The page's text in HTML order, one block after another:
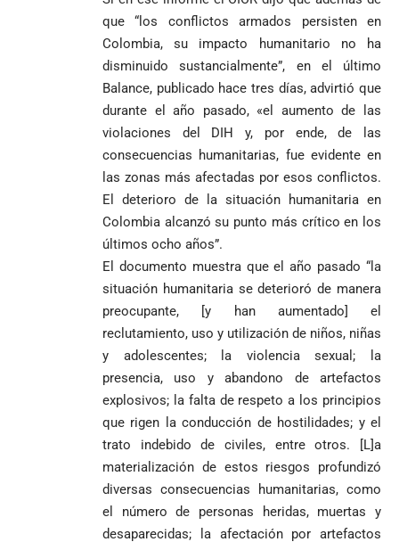
que “los conflictos armados persisten en
Colombia, su impacto humanitario no ha
disminuido sustancialmente”, en el último
Balance, publicado hace tres días, advirtió que
durante el año pasado, «el aumento de las
violaciones del DIH y, por ende, de las
consecuencias humanitarias, fue evidente en
las zonas más afectadas por esos conflictos.
El deterioro de la situación humanitaria en
Colombia alcanzó su punto más crítico en los
últimos ocho años”.
El documento muestra que el año pasado “la
situación humanitaria se deterioró de manera
preocupante, [y han aumentado] el
reclutamiento, uso y utilización de niños, niñas
y adolescentes; la violencia sexual; la
presencia, uso y abandono de artefactos
explosivos; la falta de respeto a los principios
que rigen la conducción de hostilidades; y el
trato indebido de civiles, entre otros. [L]a
materialización de estos riesgos profundizó
diversas consecuencias humanitarias, como
el número de personas heridas, muertas y
desaparecidas; la afectación por artefactos
Rodríguez y
Damián Pérez
Federico
Gutiérrez
envía
documentos
al FBI, DEA y
contra la ‘paz
total’ por
presuntos
beneficios a
criminales
1
Falleció el padre
Humberto de
Jesús Hincapié
Álzate, reconocido
sacerdote de la
Diócesis de
Girardota, Párroco
de Yolombo
Colombia tras
una histórica y
reñida
segunda
vuelta
Uribe
arremete
contra Petro y
responsabiliza
por la crisis de
la salud en
Colombia
mundialista
Alemania no
tuvo piedad:
goleó 7-1 a un
valiente
Curazao en su
debut
Diócesis de
Sonsón-Rionegro
rechaza fotos
tomadas en
templo de Guarne y
ordena acto de
desagravio